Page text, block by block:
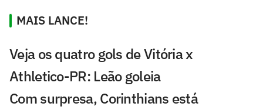
MAIS LANCE!
Veja os quatro gols de Vitória x
Athletico-PR: Leão goleia
Com surpresa, Corinthians está